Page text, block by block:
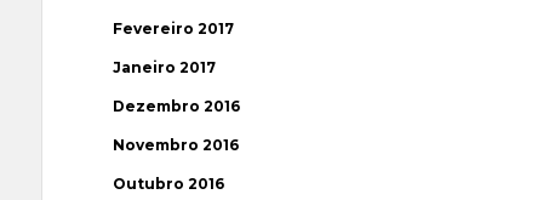
Fevereiro 2017
Janeiro 2017
Dezembro 2016
Novembro 2016
Outubro 2016